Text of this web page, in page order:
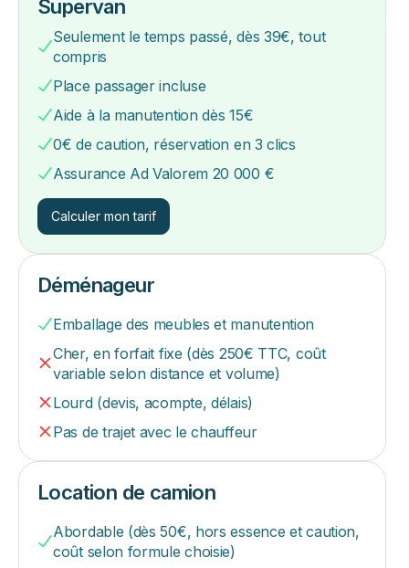
Supervan
Seulement le temps passé, dès 39€, tout
compris
Place passager incluse
Aide à la manutention dès 15€
0€ de caution, réservation en 3 clics
Assurance Ad Valorem 20 000 €
Calculer mon tarif
Déménageur
Emballage des meubles et manutention
Cher, en forfait fixe (dès 250€ TTC, coût
variable selon distance et volume)
Lourd (devis, acompte, délais)
Pas de trajet avec le chauffeur
Location de camion
Abordable (dès 50€, hors essence et caution,
coût selon formule choisie)